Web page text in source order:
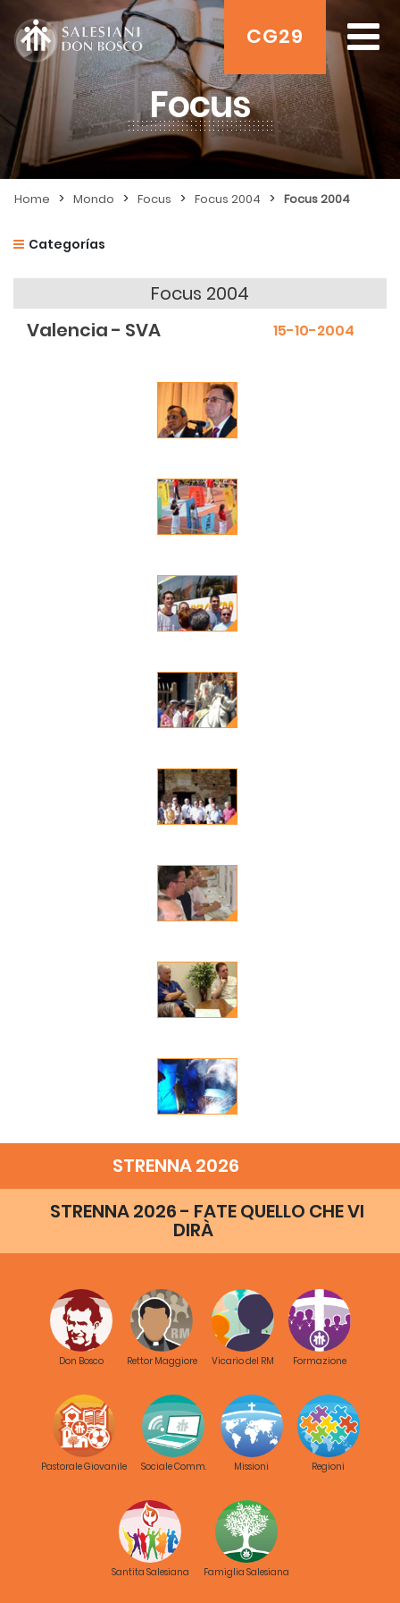
CG29
Focus
Home > Mondo > Focus > Focus 2004 > Focus 2004
Categorías
Focus 2004
Valencia - SVA
15-10-2004
Progetto:
Commissione di
STRENNA 2026
STRENNA 2026 - FATE QUELLO CHE VI
DIRÀ
Don Bosco Rettor Maggiore Vicario del RM Formazione
Pastorale Giovanile Sociale Comm. Missioni Regioni
Santita Salesiana Famiglia Salesiana